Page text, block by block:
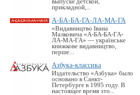
выпуске детской,
прикладной,...
А-БА-БА-ГА-ЛА-МА-ГА
«Видавництво Івана
Малковича «А-БА-БА-ГА-
ЛА-МА-ГА» — українське
книжкове видавництво,
перше...
Азбука-классика
Издательство «Азбука» было
основано в Санкт-
Петербурге в 1995 году. В
настоящее время это...